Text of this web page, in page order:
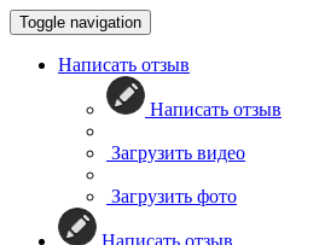
Toggle navigation
Написать отзыв
Написать отзыв
Загрузить видео
Загрузить фото
Написать отзыв